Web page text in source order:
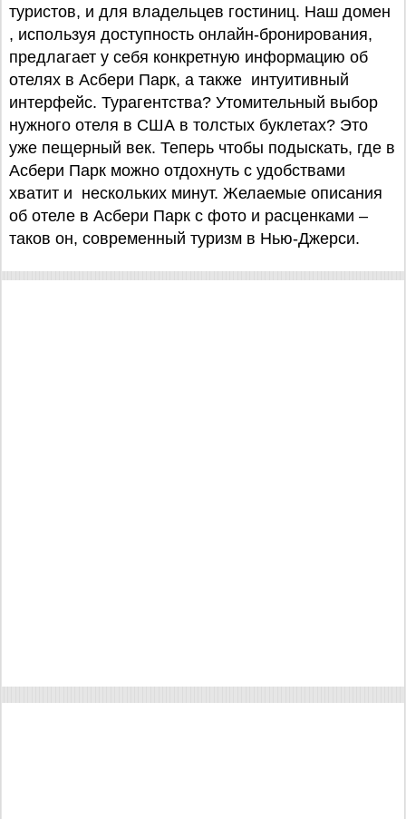
туристов, и для владельцев гостиниц. Наш домен
, используя доступность онлайн-бронирования,
предлагает у себя конкретную информацию об
отелях в Асбери Парк, а также интуитивный
интерфейс. Турагентства? Утомительный выбор
нужного отеля в США в толстых буклетах? Это
уже пещерный век. Теперь чтобы подыскать, где в
Асбери Парк можно отдохнуть с удобствами
хватит и нескольких минут. Желаемые описания
об отеле в Асбери Парк с фото и расценками –
таков он, современный туризм в Нью-Джерси.